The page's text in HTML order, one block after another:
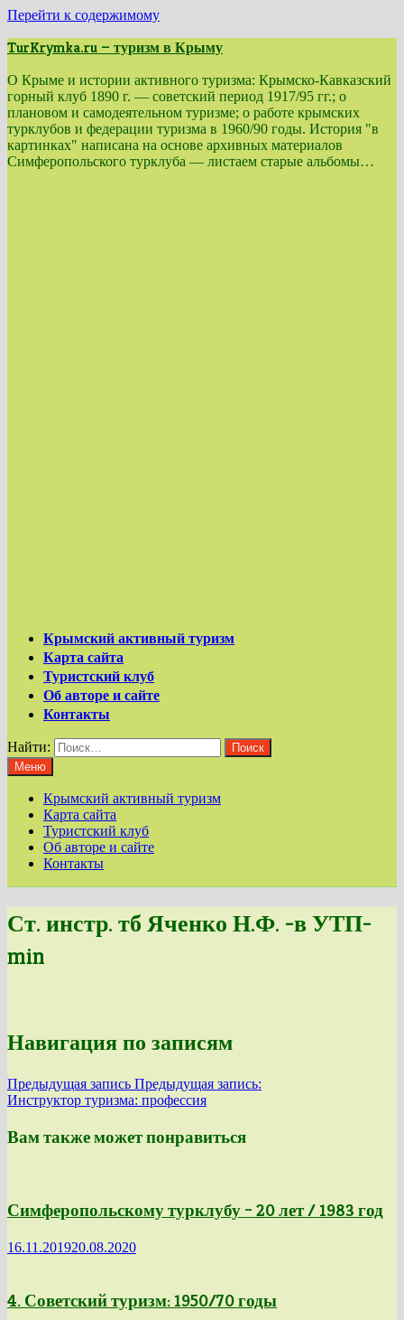
Перейти к содержимому
TurKrymka.ru — туризм в Крыму
О Крыме и истории активного туризма: Крымско-Кавказский
горный клуб 1890 г. — советский период 1917/95 гг.; о
плановом и самодеятельном туризме; о работе крымских
турклубов и федерации туризма в 1960/90 годы. История "в
картинках" написана на основе архивных материалов
Симферопольского турклуба — листаем старые альбомы…
Крымский активный туризм
Карта сайта
Туристский клуб
Об авторе и сайте
Контакты
Найти:
Меню
Крымский активный туризм
Карта сайта
Туристский клуб
Об авторе и сайте
Контакты
Ст. инстр. тб Яченко Н.Ф. -в УТП-
min
Навигация по записям
Предыдущая запись Предыдущая запись:
Инструктор туризма: профессия
Вам также может понравиться
Симферопольскому турклубу – 20 лет / 1983 год
16.11.201920.08.2020
4. Советский туризм: 1950/70 годы